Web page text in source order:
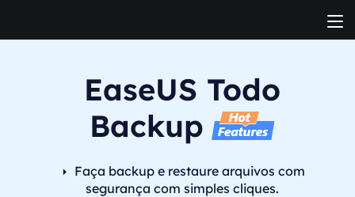
EaseUS Todo
Backup
Faça backup e restaure arquivos com
segurança com simples cliques.